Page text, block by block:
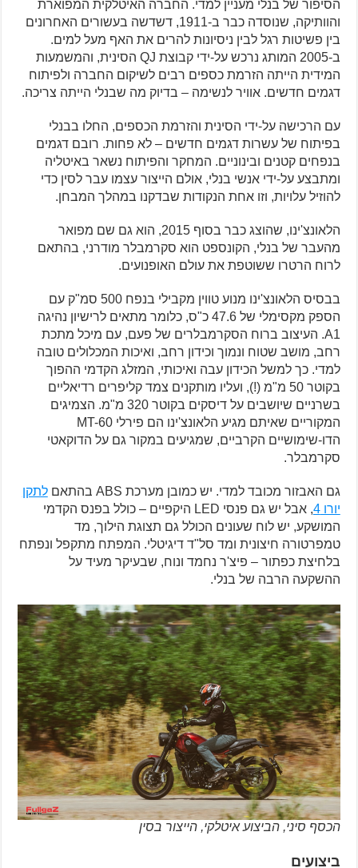
הסיפור של בנלי מעניין למדי. החברה האיטלקית המפוארת
והוותיקה, שנוסדה כבר ב-1911, דשדשה בעשורים האחרונים
בין פשיטות רגל לבין ניסיונות להרים את האף מעל למים.
ב-2005 המותג נרכש על-ידי קבוצת QJ הסינית, והמשמעות
המידית הייתה הזרמת כספים רבים לשיקום החברה ולפיתוח
דגמים חדשים. אוויר לנשימה – בדיוק מה שבנלי הייתה צריכה.
עם הרכישה על-ידי הסינית והזרמת הכספים, החלו בבנלי
בפיתוח של עשרות דגמים חדשים – לא פחות. רובם דגמים
בנפחים קטנים ובינוניים. המחקר והפיתוח נשאר באיטליה
ומתבצע על-ידי אנשי בנלי, אולם הייצור עצמו עבר לסין כדי
להוזיל עלויות, וזו אחת הנקודות שבדקנו במהלך המבחן.
הלאונצ'ינו, שהוצג כבר בסוף 2015, הוא גם שם מפואר
מהעבר של בנלי, הקונספט הוא סקרמבלר מודרני, בהתאם
לרוח הרטרו ששוטפת את עולם האופנועים.
בבסיס הלאונצ'ינו מנוע טווין מקבילי בנפח 500 סמ"ק עם
הספק מקסימלי של 47.6 כ"ס, כלומר מתאים לרישיון נהיגה
A1. העיצוב ברוח הסקרמבלרים של פעם, עם מיכל מתכת
רחב, מושב שטוח ונמוך וכידון רחב, ואיכות המכלולים טובה
למדי. כך למשל הכידון עבה ואיכותי, המזלג הקדמי ההפוך
בקוטר 50 מ"מ (!), ועליו מותקנים צמד קליפרים רדיאליים
בשרניים שיושבים על דיסקים בקוטר 320 מ"מ. הצמיגים
המקוריים שאיתם מגיע הלאונצ'ינו הם פירלי MT-60
הדו-שימושיים הקרביים, שמגיעים במקור גם על הדוקאטי
סקרמבלר.
גם האבזור מכובד למדי. יש כמובן מערכת ABS בהתאם
לתקן
יורו 4
, אבל יש גם פנסי LED היקפיים – כולל בפנס הקדמי
המושקע, יש לוח שעונים הכולל גם תצוגת הילוך, מד
טמפרטורה חיצונית ומד סל"ד דיגיטלי. המפתח מתקפל ונפתח
בלחיצת כפתור – פיצ'ר נחמד ונוח, שבעיקר מעיד על
ההשקעה הרבה של בנלי.
הכסף סיני, הביצוע איטלקי, הייצור בסין
ביצועים